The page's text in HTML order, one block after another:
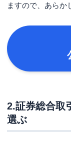
ますので、あらか
2.証券総合取
選ぶ